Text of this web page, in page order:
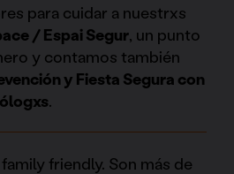
para cuidar a nuestrxs
/ Espai Segur, un punto
y contamos también
y Fiesta Segura con
.
friendly. Son más de